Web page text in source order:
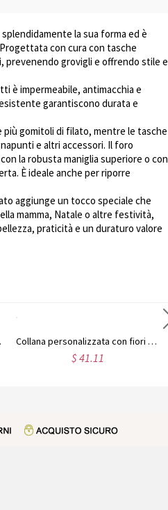
la sua forma ed è
con cura con tasche
grovigli e offrendo stile e
è impermeabile, antimacchia e
garantiscono durata e
gomitoli di filato, mentre le tasche
e altri accessori. Il foro
la robusta maniglia superiore o con
È ideale anche per riporre
aggiunge un tocco speciale che
mamma, Natale o altre festività,
praticità e un duraturo valore
Collana personalizzata con fiori di nascita
$ 41.11